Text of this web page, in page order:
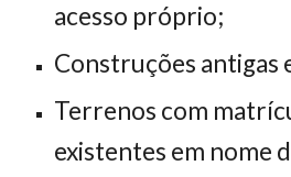
acesso próprio;
Construções antigas
Terrenos com
existentes em nome